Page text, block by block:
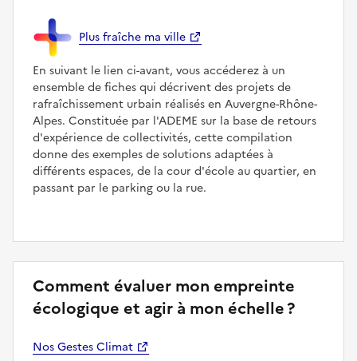
Plus fraîche ma ville
En suivant le lien ci-avant, vous accéderez à un
ensemble de fiches qui décrivent des projets de
rafraîchissement urbain réalisés en Auvergne-Rhône-
Alpes. Constituée par l'ADEME sur la base de retours
d'expérience de collectivités, cette compilation
donne des exemples de solutions adaptées à
différents espaces, de la cour d'école au quartier, en
passant par le parking ou la rue.
Comment évaluer mon empreinte
écologique et agir à mon échelle ?
Nos Gestes Climat